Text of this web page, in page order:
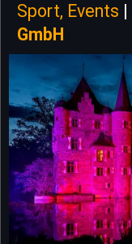
Sport, Events |
GmbH